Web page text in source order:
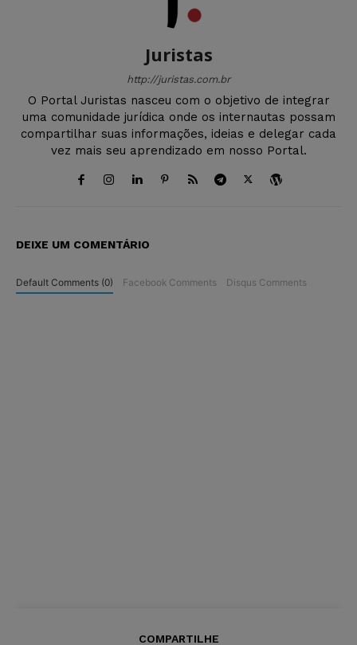
Juristas
http://juristas.com.br
O Portal Juristas nasceu com o objetivo de integrar
uma comunidade jurídica onde os internautas possam
compartilhar suas informações, ideias e delegar cada
vez mais seu aprendizado em nosso Portal.
DEIXE UM COMENTÁRIO
Default Comments (0) Facebook Comments Disqus Comments
COMPARTILHE